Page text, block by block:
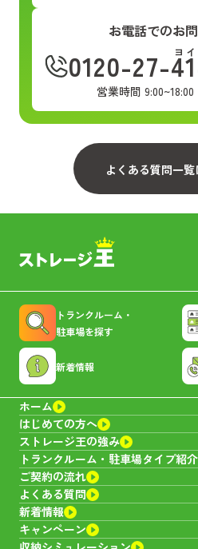
お電話でのお
0120-27- ヨ
営業時間 9:00~18:00
よくある質問一覧
トランクルーム・
駐車場を探す
新着情報
ホーム
はじめての方へ
ストレージ王の強み
トランクルーム・ 駐車場タイプ紹介
ご契約の流れ
よくある質問
新着情報
キャンペーン